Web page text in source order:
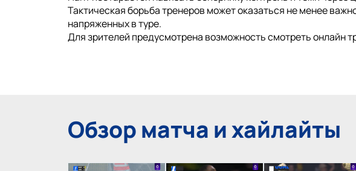
Тактическая борьба тренеров может оказаться не менее
напряженных в туре.
Для зрителей предусмотрена возможность смотреть онлайн
Обзор матча и хайлайты